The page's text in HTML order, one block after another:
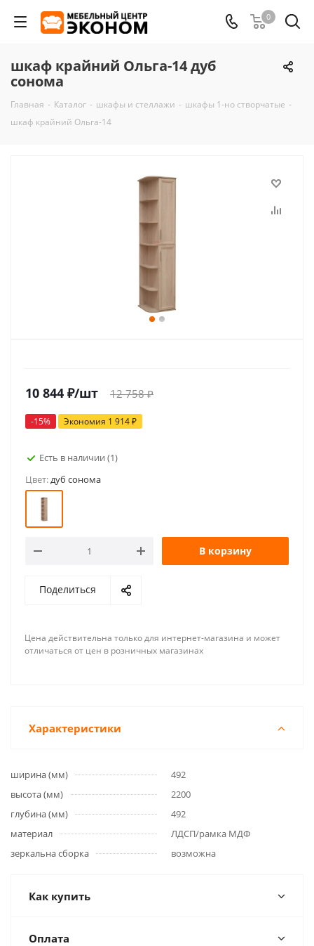
0
шкаф крайний Ольга-14 дуб
сонома
Главная - Каталог - шкафы и стеллажи - шкафы 1-но створчатые -
шкаф крайний Ольга-14
10 844 ₽/шт 12 758₽
-15% Экономия 1 914₽
Есть в наличии (1)
Цвет:дуб сонома
В корзину
Поделиться
Цена действительна только для интернет-магазина и может
отличаться от цен в розничных магазинах
Характеристики
ширина (мм)
492
высота (мм)
2200
глубина (мм)
492
материал
ЛДСП/рамка МДФ
зеркальна сборка
возможна
Как купить
Оплата